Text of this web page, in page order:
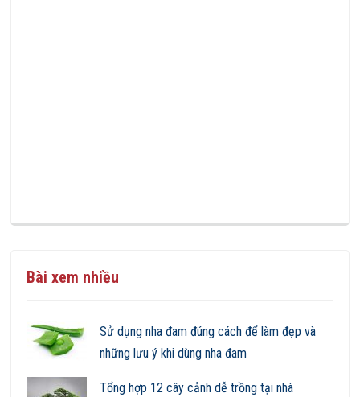
Bài xem nhiều
Sử dụng nha đam đúng cách để làm đẹp và
những lưu ý khi dùng nha đam
Tổng hợp 12 cây cảnh dễ trồng tại nhà